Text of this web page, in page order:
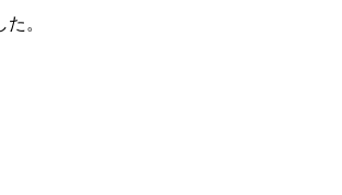
。